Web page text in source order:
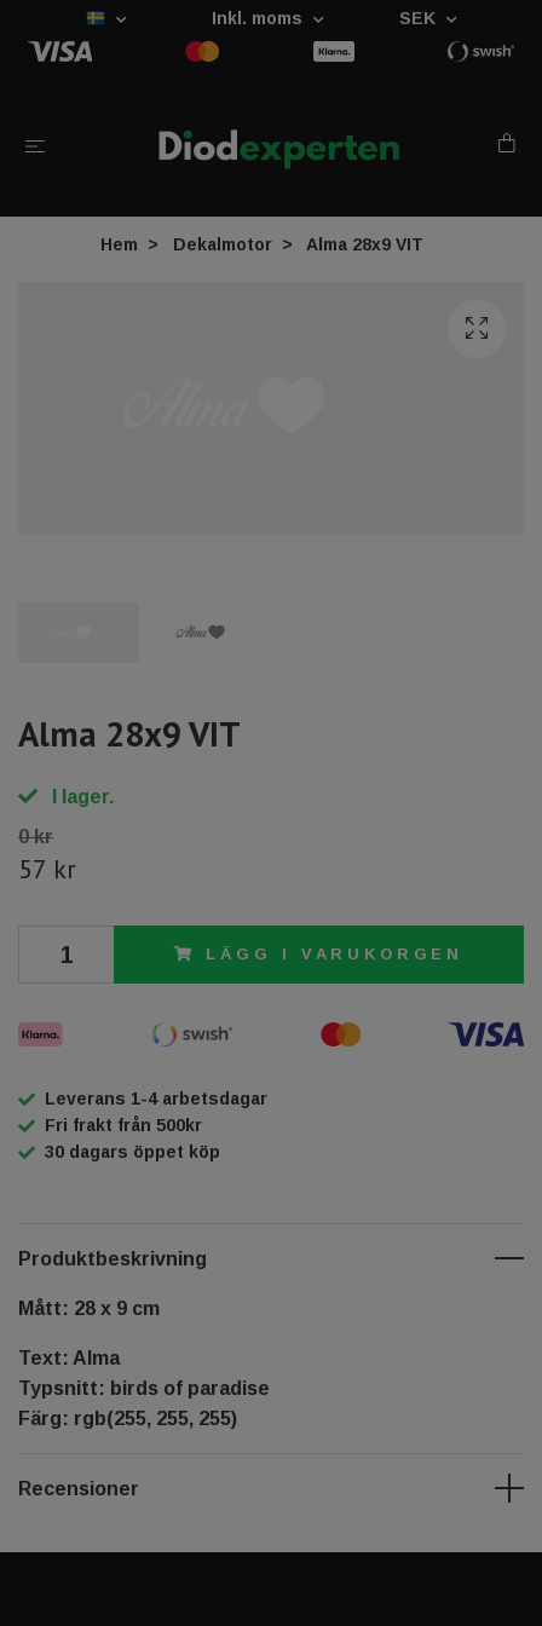
Inkl. moms SEK
Hem Dekalmotor Alma 28x9 VIT
Alma 28x9 VIT
I lager.
0 kr
57 kr
LÄGG I VARUKORGEN
Leverans 1-4 arbetsdagar
Fri frakt från 500kr
30 dagars öppet köp
Produktbeskrivning
Mått: 28 x 9 cm
Text: Alma
Typsnitt: birds of paradise
Färg: rgb(255, 255, 255)
Recensioner